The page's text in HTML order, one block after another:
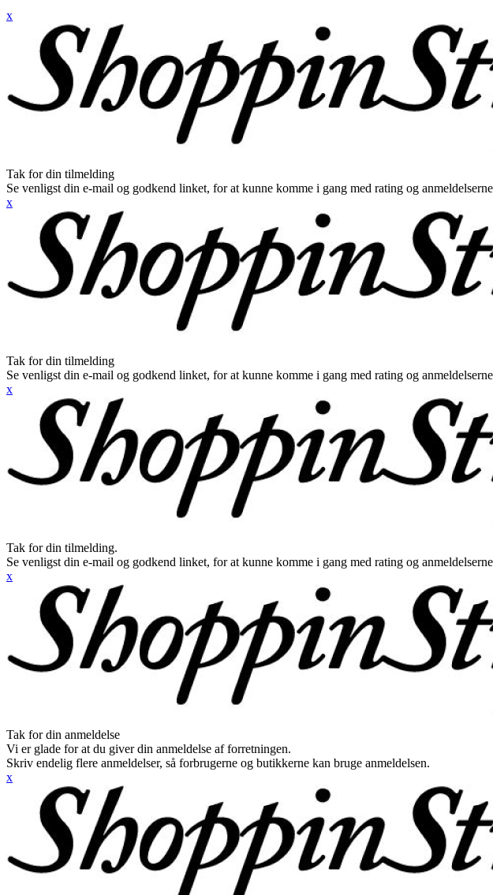
x
Tak for din tilmelding
Se venligst din e-mail og godkend linket, for at kunne komme i gang med rating og
x
Tak for din tilmelding
Se venligst din e-mail og godkend linket, for at kunne komme i gang med rating og
x
Tak for din tilmelding.
Se venligst din e-mail og godkend linket, for at kunne komme i gang med rating og
x
Tak for din anmeldelse
Vi er glade for at du giver din anmeldelse af forretningen.
Skriv endelig flere anmeldelser, så forbrugerne og butikkerne kan bruge anmeldelsen.
x